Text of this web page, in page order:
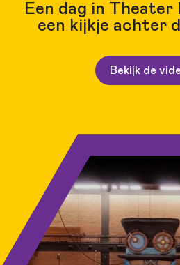
Een dag in Theater
een kijkje achter
Bekijk de